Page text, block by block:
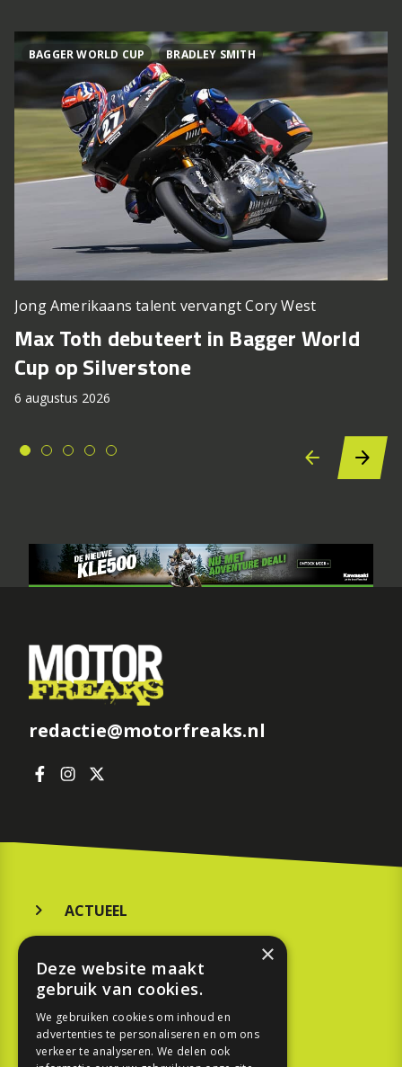
BAGGER WORLD CUP BRADLEY SMITH
Jong Amerikaans talent vervangt Cory West
Max Toth debuteert in Bagger World
Cup op Silverstone
6 augustus 2026
redactie@motorfreaks.nl
ACTUEEL
KOOPGIDS
TESTEN
×
Deze website maakt
gebruik van cookies.
We gebruiken cookies om inhoud en
advertenties te personaliseren en om ons
verkeer te analyseren. We delen ook